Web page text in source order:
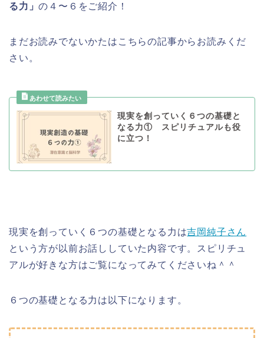
る力」の４〜６をご紹介！
まだお読みでないかたはこちらの記事からお読みくだ
さい。
現実を創っていく６つの基礎と
なる力① スピリチュアルも役
に立つ！
現実を創っていく６つの基礎となる力は吉岡純子さん
という方が以前お話ししていた内容です。スピリチュ
アルが好きな方はご覧になってみてくださいね＾＾
６つの基礎となる力は以下になります。